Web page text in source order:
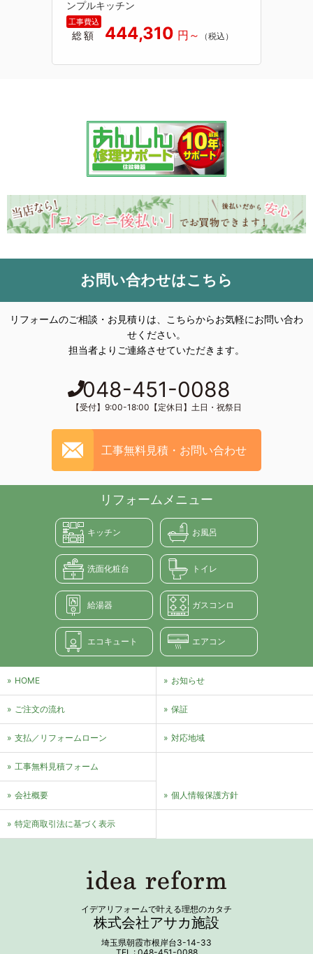
ンプルキッチン
総額 444,310
お問い合わせはこちら
リフォームのご相談・お見積りは、こちらからお気軽にお問い合わ
せください。
担当者よりご連絡させていただきます。
048-451-0088
【受付】9:00-18:00【定休日】土日・祝祭日
工事無料見積・お問い合わせ
イデアリフォームで叶える理想のカタチ
株式会社アサカ施設
埼玉県朝霞市根岸台3-14-33
リフォームメニュー
キッチン お風呂
洗面化粧台 トイレ
給湯器 ガスコンロ
エコキュート エアコン
HOME お知らせ
ご注文の流れ 保証
支払／リフォームローン 対応地域
⼯事無料⾒積フォーム
会社概要 個⼈情報保護⽅針
特定商取引法に基づく表⽰